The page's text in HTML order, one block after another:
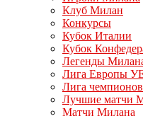
Клуб Милан
Конкурсы
Кубок Италии
Кубок
Легенды
Лига Европы
Лига чемпионов
Лучшие матчи
Матчи Милана